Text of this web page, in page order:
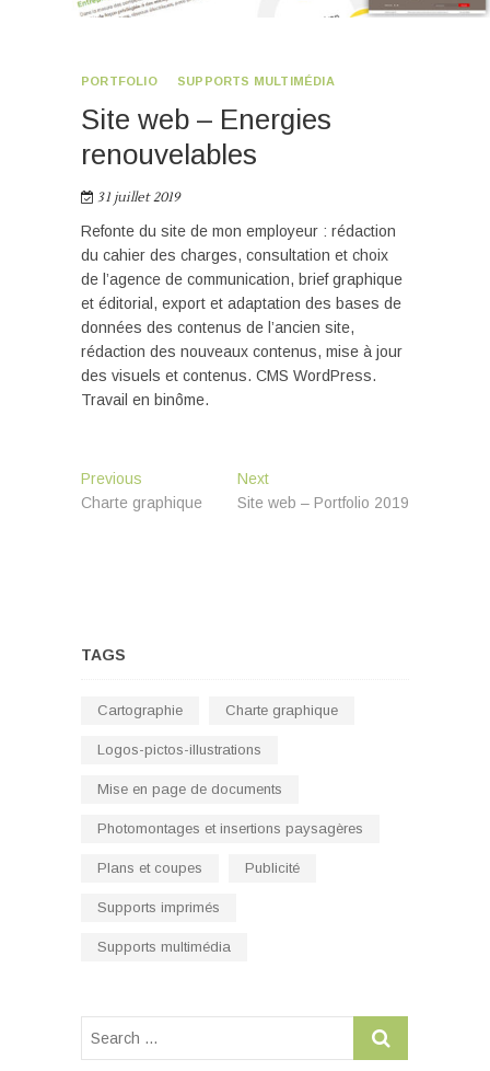
PORTFOLIO SUPPORTS MULTIMÉDIA
Site web – Energies
renouvelables
31 juillet 2019
Refonte du site de mon employeur : rédaction
du cahier des charges, consultation et choix
de l’agence de communication, brief graphique
et éditorial, export et adaptation des bases de
données des contenus de l’ancien site,
rédaction des nouveaux contenus, mise à jour
des visuels et contenus. CMS WordPress.
Travail en binôme.
Navigation
de
Previous
post:
Charte graphique
NextNext
post:
Site web – Portfolio 2019
TAGS
Cartographie Charte graphique
Logos-pictos-illustrations
Mise en page de documents
Photomontages et insertions paysagères
Plans et coupes Publicité
Supports imprimés
Supports multimédia